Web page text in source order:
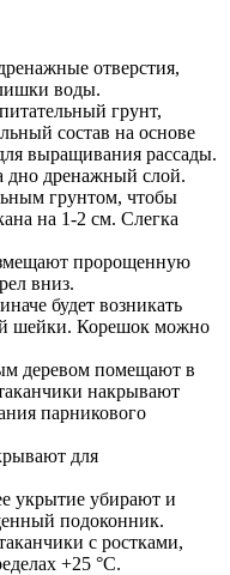
отверстия,
воды.
грунт,
состав на основе
выращивания рассады.
дно дренажный слой.
грунтом, чтобы
на 1-2 см. Слегка
пророщенную
вниз.
будет возникать
шейки. Корешок можно
деревом помещают в
накрывают
парникового
для
укрытие убирают и
подоконник.
с ростками,
+25 °С.